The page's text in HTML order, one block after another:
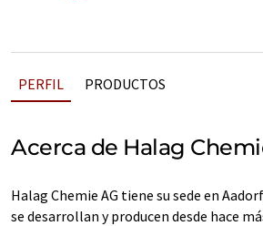
PERFIL PRODUCTOS
Acerca de Halag
Halag Chemie AG tiene su sede en
se desarrollan y producen desde hace